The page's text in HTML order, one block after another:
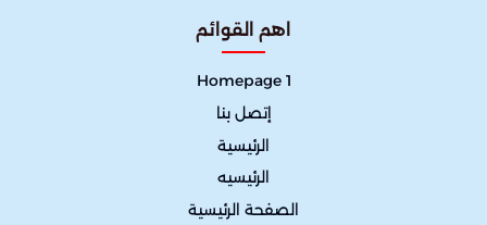
اهم القوائم
Homepage 1
إتصل بنا
الرئيسية
الرئيسيه
الصفحة الرئيسية